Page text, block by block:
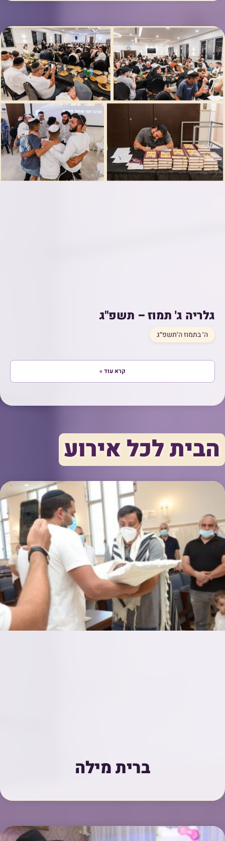
גלריה ג' תמוז – תשפ"ג
ה׳ בתמוז ה׳תשפ״ג
קרא עוד »
הבית לכל אירוע
ברית מילה